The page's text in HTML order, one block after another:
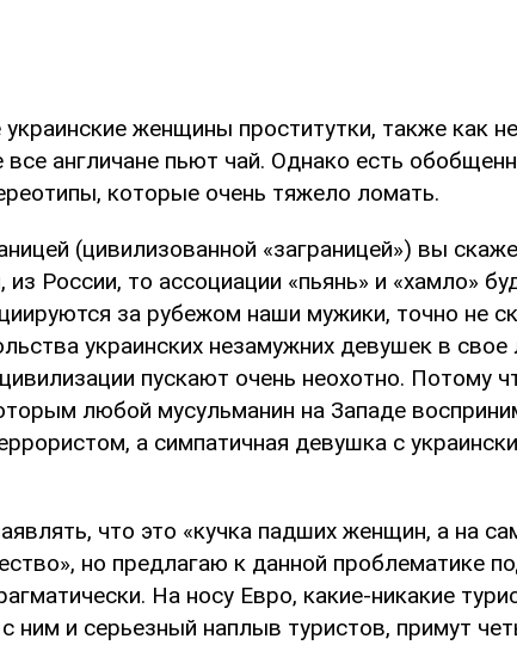
женщины проститутки, также как
все англичане пьют чай. Однако есть
которые очень тяжело ломать.
(цивилизованной «заграницей») вы
из России, то ассоциации «пьянь» и «хамло»
за рубежом наши мужики, точно не
украинских незамужних девушек в свое
пускают очень неохотно. Потому
любой мусульманин на Западе
а симпатичная девушка с
что это «кучка падших женщин, а на
но предлагаю к данной проблематике
На носу Евро, какие-никакие
ним и серьезный наплыв туристов, примут